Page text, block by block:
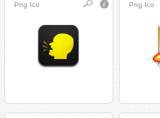
Png Ico Png Ico